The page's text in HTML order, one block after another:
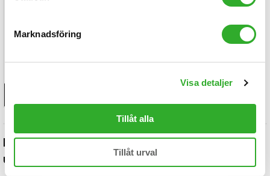
Marknadsföring
Visa detaljer
Tillåt alla
Tillåt urval
Luftrenare för mycket stora rum och
utrymmen